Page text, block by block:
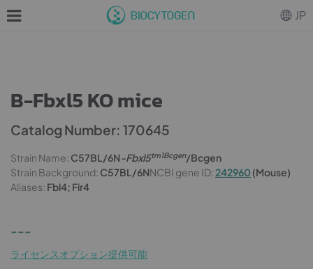
B-Fbxl5 KO mice
Catalog Number: 170645
Strain Name: C57BL/6N-Fbxl5tm1Bcgen/Bcgen
Strain Background: C57BL/6NNCBI gene ID: 242960 (Mouse)
Aliases: Fbl4; Fir4
---
ライセンスオプション提供可能
JP